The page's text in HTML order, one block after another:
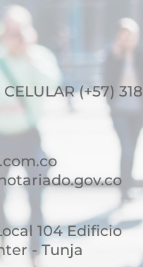
(+57) 318
104 Edificio
- Tunja